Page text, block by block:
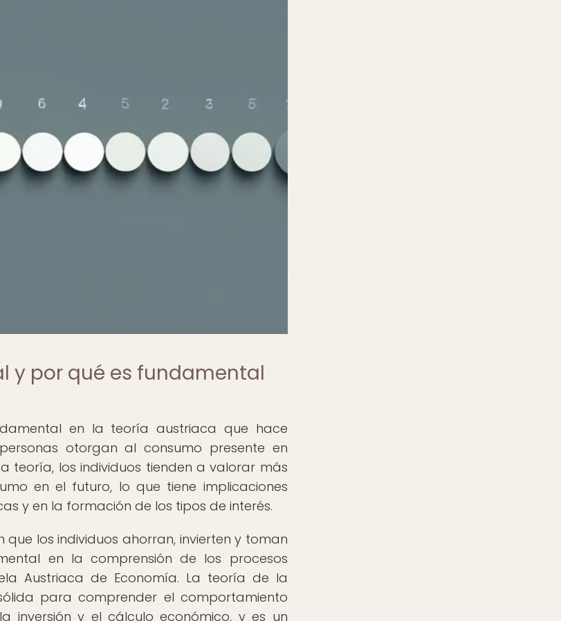
y por qué es fundamental
en la teoría austriaca que hace
otorgan al consumo presente en
teoría, los individuos tienden a valorar más
en el futuro, lo que tiene implicaciones
y en la formación de los tipos de interés.
los individuos ahorran, invierten y toman
en la comprensión de los procesos
Austriaca de Economía. La teoría de la
para comprender el comportamiento
inversión y el cálculo económico, y es un